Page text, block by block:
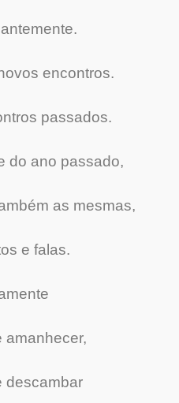
encontros.
passados.
do ano passado,
as mesmas,
e falas.
amanhecer,
descambar